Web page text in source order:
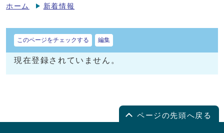
ホーム 新着情報
このページをチェックする 編集
現在登録されていません。
ページの先頭へ戻る